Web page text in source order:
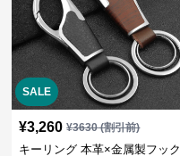
SALE
¥3,260 ¥3630(割引前)
キーリング 本革×金属製フック